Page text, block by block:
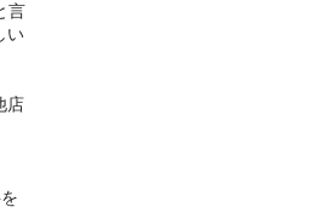
言
い
店